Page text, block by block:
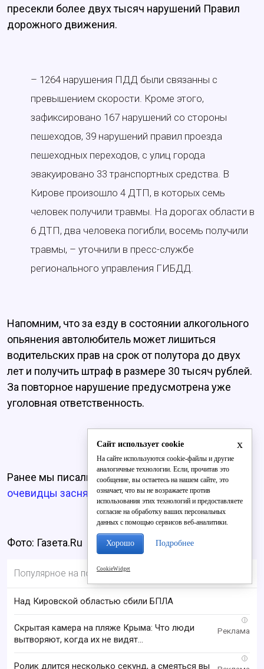
пресекли более двух тысяч нарушений Правил
дорожного движения.
– 1264 нарушения ПДД были связанны с
превышением скорости. Кроме этого,
зафиксировано 167 нарушений со стороны
пешеходов, 39 нарушений правил проезда
пешеходных переходов, с улиц города
эвакуировано 33 транспортных средства. В
Кирове произошло 4 ДТП, в которых семь
человек получили травмы. На дорогах области в
6 ДТП, два человека погибли, восемь получили
травмы, – уточнили в пресс-службе
регионального управления ГИБДД.
Напомним, что за езду в состоянии алкогольного
опьянения автолюбитель может лишиться
водительских прав на срок от полутора до двух
лет и получить штраф в размере 30 тысяч рублей.
За повторное нарушение предусмотрена уже
уголовная ответственность.
Ранее мы писали, чтона улице Ленина в Кирове
очевидцы засняли юных зацеперов.
Фото: Газета.Ru
Популярное на портале
Над Кировской областью сбили БПЛА
i
Скрытая камера на пляже Крыма: Что люди
вытворяют, когда их не видят...
i
Ролик длится несколько секунд, а смеяться вы
x
Сайт использует cookie
На сайте используются cookie-файлы и другие
аналогичные технологии. Если, прочитав это
сообщение, вы остаетесь на нашем сайте, это
означает, что вы не возражаете против
использования этих технологий и предоставляете
согласие на обработку ваших персональных
данных с помощью сервисов веб-аналитики.
Хорошо Подробнее
CookieWidget